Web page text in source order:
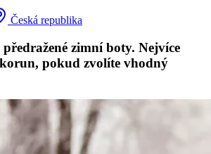
Česká republika
zimní boty. Nejvíce
pokud zvolíte vhodný